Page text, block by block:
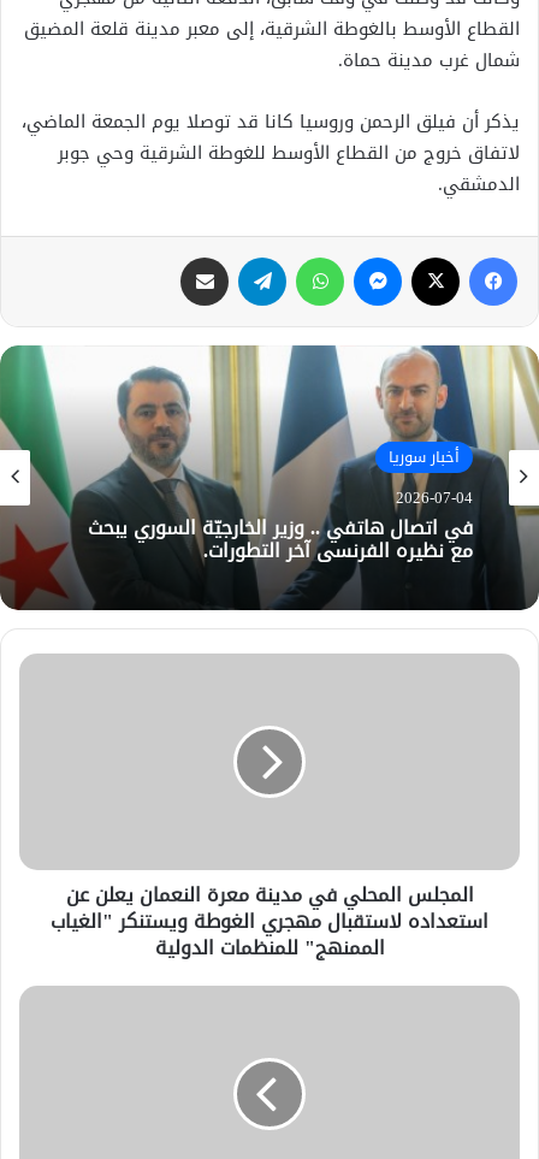
القطاع الأوسط بالغوطة الشرقية، إلى معبر مدينة قلعة المضيق
شمال غرب مدينة حماة.
يذكر أن فيلق الرحمن وروسيا كانا قد توصلا يوم الجمعة الماضي،
لاتفاق خروج من القطاع الأوسط للغوطة الشرقية وحي جوبر
الدمشقي.
فيسبوك ماسنجر واتساب تيلقرام
أخبار سوريا
2026-07-04
في اتصال هاتفي .. وزير الخارجيّة السوري يبحث
مع نظيره الفرنسي آخر التطورات.
المجلس المحلي في مدينة معرة النعمان يعلن عن
استعداده لاستقبال مهجري الغوطة ويستنكر "الغياب
الممنهج" للمنظمات الدولية